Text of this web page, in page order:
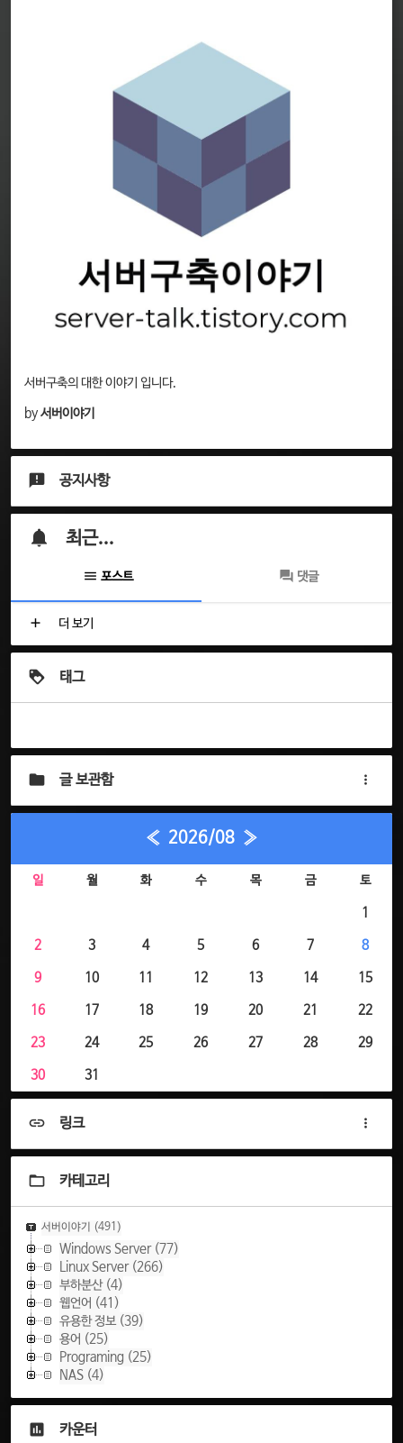
서버구축의 대한 이야기 입니다.
by서버이야기
공지사항
최근...
포스트 댓글
더 보기
태그
글 보관함
« 2026/08 »
일 월 화 수 목 금 토
1
2 3 4 5 6 7 8
9 10 11 12 13 14 15
16 17 18 19 20 21 22
23 24 25 26 27 28 29
30 31
링크
카테고리
서버이야기 (491)
Windows Server(77)
Linux Server(266)
부하분산(4)
웹언어 (41)
유용한 정보(39)
용어 (25)
Programing (25)
NAS (4)
카운터